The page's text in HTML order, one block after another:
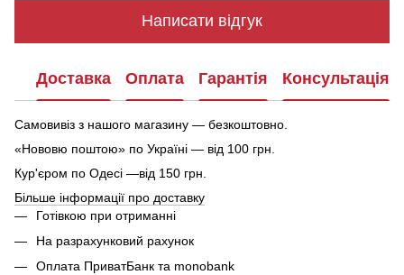
Написати відгук
Доставка Оплата Гарантія Консультація
Самовивіз з нашого магазину — безкоштовно.
«Нововю поштою» по Україні — від 100 грн.
Кур'єром по Одесі —від 150 грн.
Більше інформації про доставку
Готівкою при отриманні
На разрахунковий рахунок
Оплата ПриватБанк та monobank